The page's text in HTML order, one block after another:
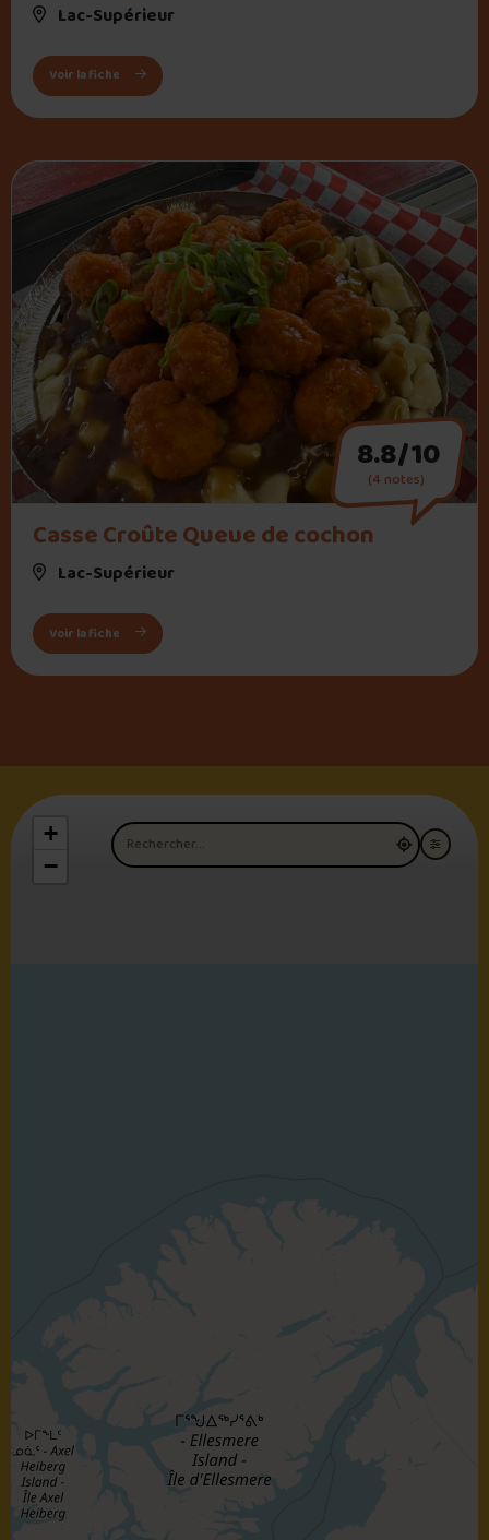
Lac-Supérieur
Voir la fiche : Le Rustique Bar et Restaurant
Casse Croûte Queue de cochon
Lac-Supérieur
8.8/10
(4 notes)
Voir la fiche : Casse Croûte Queue de cochon
Nom du restaurant
+
−